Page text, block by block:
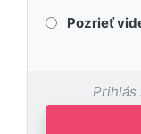
Pozrieť
Prihlás